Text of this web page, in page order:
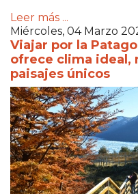
Leer más ...
Miércoles, 04 Marzo
Viajar por la
ofrece clima ideal,
paisajes únicos